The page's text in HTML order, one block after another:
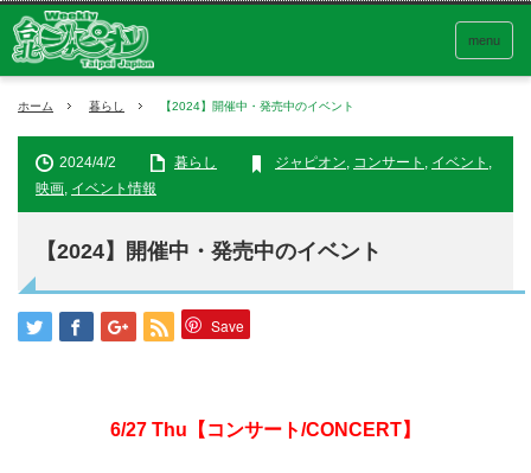
menu
ホーム 暮らし 【2024】開催中・発売中のイベント
2024/4/2 暮らし ジャピオン, コンサート , イベント ,
映画, イベント情報
【2024】開催中・発売中のイベント
Save
6/27 Thu 【コンサート/CONCERT】